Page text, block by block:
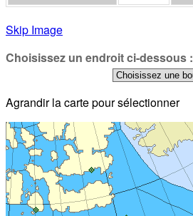
Skip Image
Choisissez un endroit ci-dessous :
Agrandir la carte pour sélectionner